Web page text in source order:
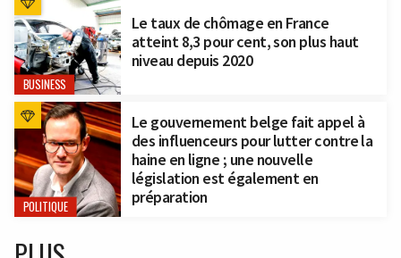
BUSINESS
Le taux de chômage en France
atteint 8,3 pour cent, son plus haut
niveau depuis 2020
POLITIQUE
Le gouvernement belge fait appel à
des influenceurs pour lutter contre la
haine en ligne ; une nouvelle
législation est également en
préparation